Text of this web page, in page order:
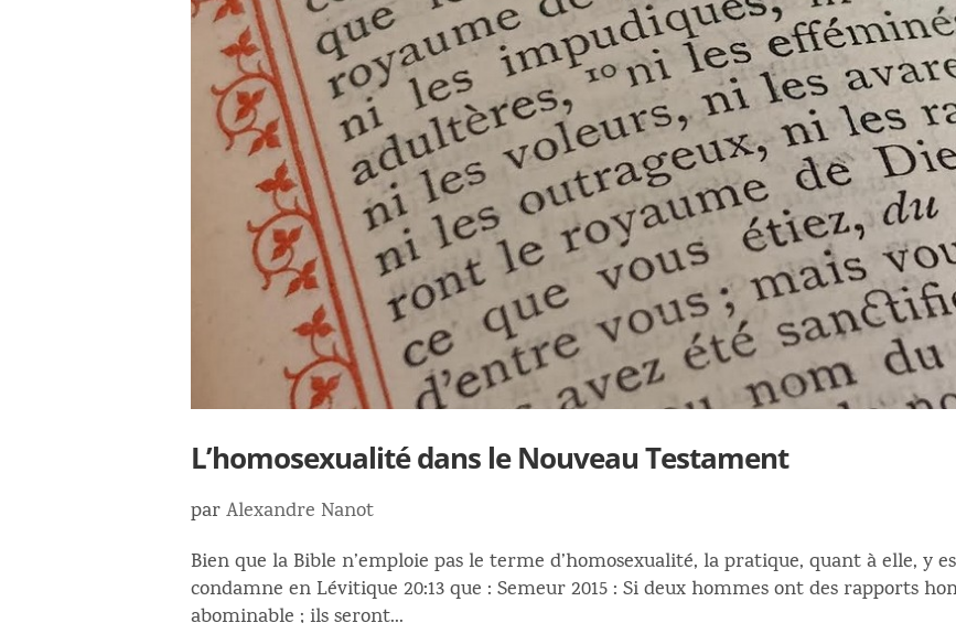
L’homosexualité dans le Nouveau Testament
parAlexandre Nanot
Bien que la Bible n’emploie pas le terme d’homosexualité, la pratique, quant à elle, y
condamne en Lévitique 20:13 que : Semeur 2015 : Si deux hommes ont des rapports